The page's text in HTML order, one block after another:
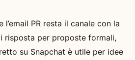
l’email PR resta il canale con la
risposta per proposte formali,
su Snapchat è utile per idee